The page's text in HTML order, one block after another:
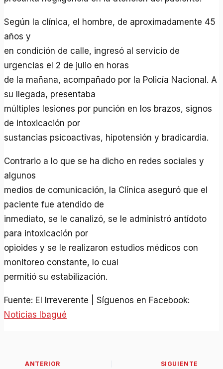
Según la clínica, el hombre, de aproximadamente 45
años y
en condición de calle, ingresó al servicio de
urgencias el 2 de julio en horas
de la mañana, acompañado por la Policía Nacional. A
su llegada, presentaba
múltiples lesiones por punción en los brazos, signos
de intoxicación por
sustancias psicoactivas, hipotensión y bradicardia.
Contrario a lo que se ha dicho en redes sociales y
algunos
medios de comunicación, la Clínica aseguró que el
paciente fue atendido de
inmediato, se le canalizó, se le administró antídoto
para intoxicación por
opioides y se le realizaron estudios médicos con
monitoreo constante, lo cual
permitió su estabilización.
Fuente: El Irreverente | Síguenos en Facebook:
Noticias Ibagué